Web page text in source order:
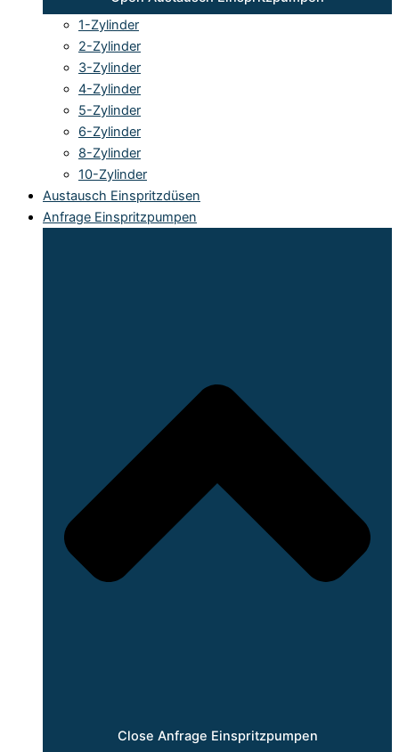
1-Zylinder
2-Zylinder
3-Zylinder
4-Zylinder
5-Zylinder
6-Zylinder
8-Zylinder
10-Zylinder
Austausch Einspritzdüsen
Anfrage Einspritzpumpen
Close Anfrage Einspritzpumpen